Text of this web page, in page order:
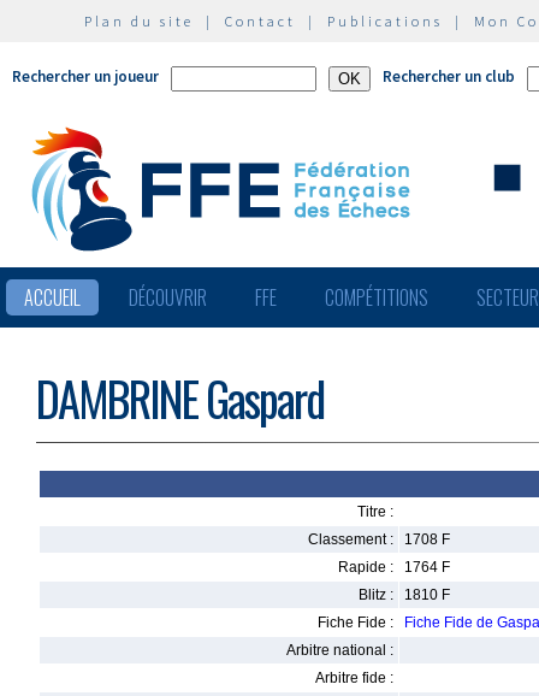
Plan du site | Contact | Publications | Mon
Rechercher un joueur Rechercher un club
ACCUEIL DÉCOUVRIR FFE COMPÉTITIONS
DAMBRINE Gaspard
Titre :
Classement :
1708 F
Rapide :
1764 F
Blitz :
1810 F
Fiche Fide :
Fiche Fide de
Arbitre national :
Arbitre fide :